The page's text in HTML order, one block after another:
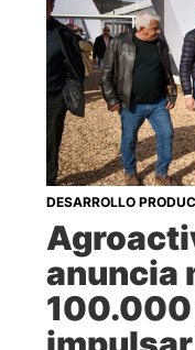
DESARROLLO
anuncia
100.000